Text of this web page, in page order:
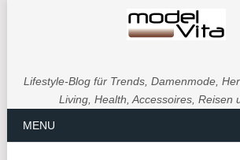
Lifestyle-Blog für Trends, Damenmode,
Living, Health, Accessoires, Reisen
MENU